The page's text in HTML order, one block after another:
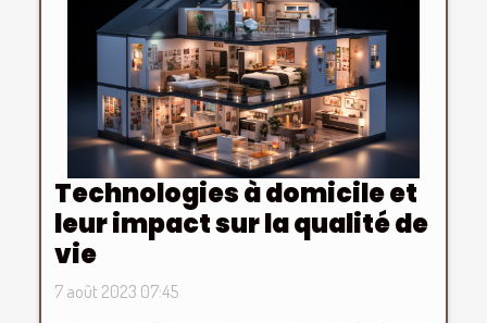
Technologies à domicile et
leur impact sur la qualité de
vie
7 août 2023 07:45